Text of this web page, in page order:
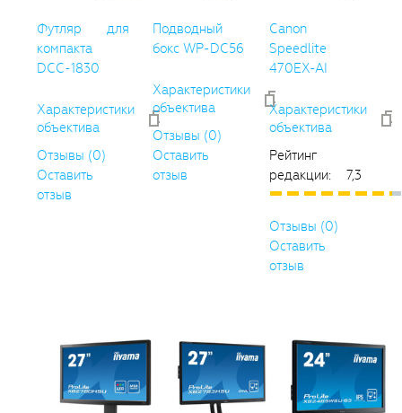
Футляр для
компакта
DCC-1830
Характеристики
объектива
Отзывы (0)
Оставить
отзыв
Подводный
бокс WP-DC56
Характеристики
объектива
Отзывы (0)
Оставить
отзыв
Canon
Speedlite
470EX-AI
Характеристики
объектива
Рейтинг
редакции: 7,3
Отзывы (0)
Оставить
отзыв